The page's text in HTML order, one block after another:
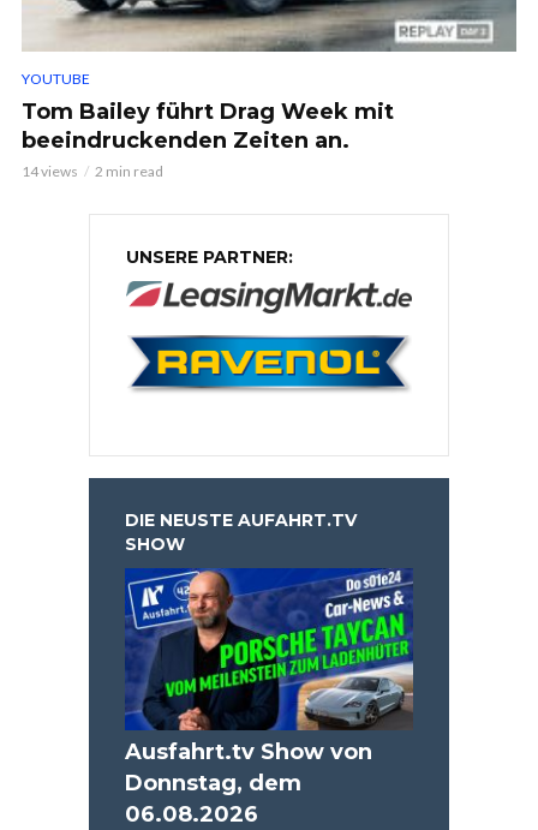
YOUTUBE
Tom Bailey führt Drag Week mit
beeindruckenden Zeiten an.
14 views 2 min read
UNSERE PARTNER:
DIE NEUSTE AUFAHRT.TV
SHOW
Ausfahrt.tv Show von
Donnstag, dem
06.08.2026